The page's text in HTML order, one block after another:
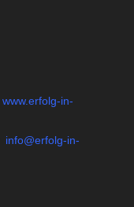
www.erfolg-in-
info@erfolg-in-